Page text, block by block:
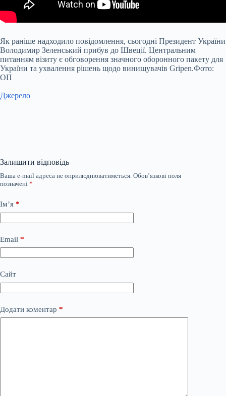
Як раніше надходило повідомлення, сьогодні Президент України
Володимир Зеленський прибув до Швеції. Центральним
питанням візиту є обговорення значного оборонного пакету для
України та ухвалення рішень щодо винищувачів Gripen.Фото:
ОП
Джерело
Залишити відповідь
Ваша e-mail адреса не оприлюднюватиметься. Обов’язкові поля
позначені *
Ім’я *
Email *
Сайт
Додати коментар *